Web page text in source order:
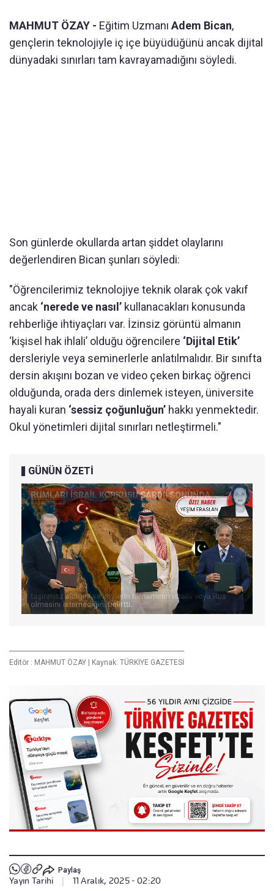
MAHMUT ÖZAY - Eğitim Uzmanı Adem Bican,
gençlerin teknolojiyle iç içe büyüdüğünü ancak dijital
dünyadaki sınırları tam kavrayamadığını söyledi.
Son günlerde okullarda artan şiddet olaylarını
değerlendiren Bican şunları söyledi:
"Öğrencilerimiz teknolojiye teknik olarak çok vakıf
ancak ‘nerede ve nasıl’ kullanacakları konusunda
rehberliğe ihtiyaçları var. İzinsiz görüntü almanın
‘kişisel hak ihlali’ olduğu öğrencilere ‘Dijital Etik’
dersleriyle veya seminerlerle anlatılmalıdır. Bir sınıfta
dersin akışını bozan ve video çeken birkaç öğrenci
olduğunda, orada ders dinlemek isteyen, üniversite
hayali kuran ‘sessiz çoğunluğun’ hakkı yenmektedir.
Okul yönetimleri dijital sınırları netleştirmeli."
GÜNÜN ÖZETİ
Editör : MAHMUT ÖZAY | Kaynak: TÜRKİYE GAZETESİ
Paylaş
Yayın Tarihi 11 Aralık, 2025 - 02:20